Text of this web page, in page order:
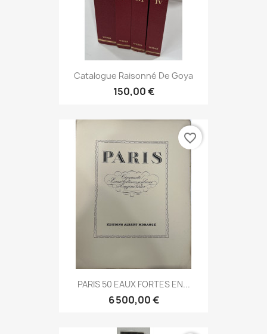
Catalogue Raisonné De Goya
150,00 €
PARIS 50 EAUX FORTES EN...
6 500,00 €
favorite_border